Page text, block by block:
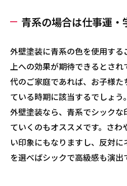
青系の場合は仕事運・
外壁塗装に青系の色を使用す
上への効果が期待できるとさ
代のご家庭であれば、お子様
ている時期に該当するでしょ
外壁塗装なら、青系でシック
ていくのもオススメです。さ
い印象にもなりますし、反対
を選べばシックで高級感も演出